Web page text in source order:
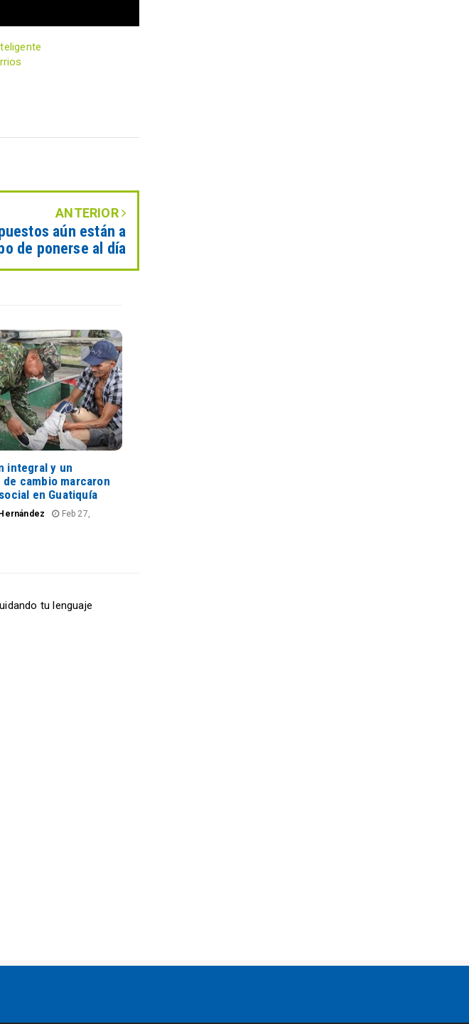
ANTERIOR
aún están a
de ponerse al día
integral y un
de cambio marcaron
en Guatiquía
Feb 27,
tu lenguaje